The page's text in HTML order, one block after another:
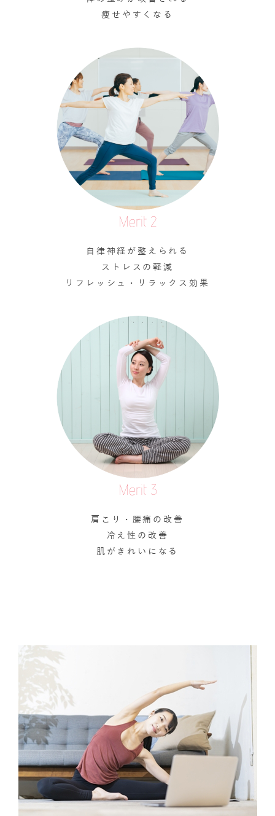
痩せやすくなる
Merit 2
自律神経が整えられる
ストレスの軽減
リフレッシュ・リラックス効果
Merit 3
肩こり・腰痛の改善
冷え性の改善
肌がきれいになる